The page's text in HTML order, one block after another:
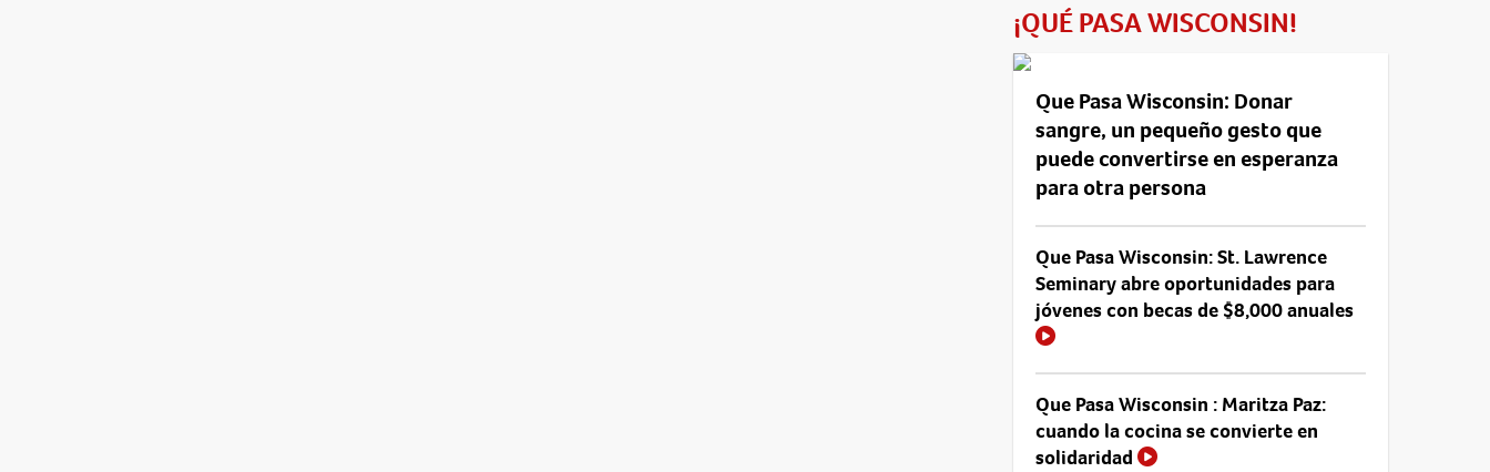
¡QUÉ PASA WISCONSIN!
Que Pasa Wisconsin: Donar
sangre, un pequeño gesto que
puede convertirse en esperanza
para otra persona
Que Pasa Wisconsin: St. Lawrence
Seminary abre oportunidades para
jóvenes con becas de $8,000 anuales
Que Pasa Wisconsin : Maritza Paz:
cuando la cocina se convierte en
solidaridad